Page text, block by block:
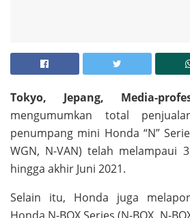
Tokyo, Jepang, Media-
mengumumkan total
penumpang mini Honda “N”
WGN, N-VAN) telah melampaui
hingga akhir Juni 2021.
Selain itu, Honda juga